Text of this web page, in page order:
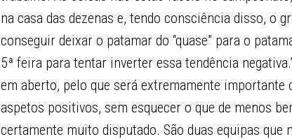
na casa das dezenas e, tendo consciência disso, o
conseguir deixar o patamar do “quase” para o
5ª feira para tentar inverter essa tendência
em aberto, pelo que será extremamente
aspetos positivos, sem esquecer o que de menos
certamente muito disputado. São duas equipas que